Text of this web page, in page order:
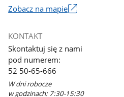
Zobacz na mapie
się
w
nowym
oknie
KONTAKT
Skontaktuj się z nami
pod numerem:
52 50-65-666
W dni robocze
w godzinach: 7:30-15:30